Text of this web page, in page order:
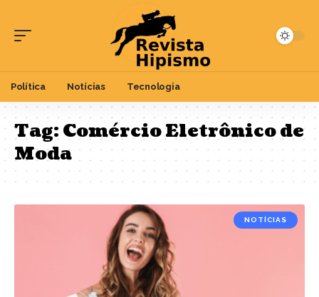
Política Notícias Tecnologia
Tag:Comércio Eletrônico de
Moda
NOTÍCIAS